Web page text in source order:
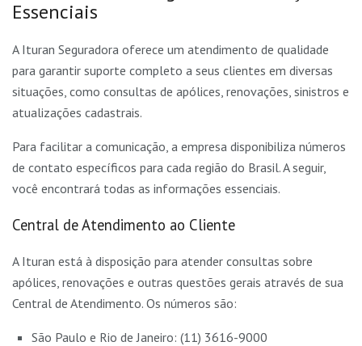
Essenciais
A Ituran Seguradora oferece um atendimento de qualidade
para garantir suporte completo a seus clientes em diversas
situações, como consultas de apólices, renovações, sinistros e
atualizações cadastrais.
Para facilitar a comunicação, a empresa disponibiliza números
de contato específicos para cada região do Brasil. A seguir,
você encontrará todas as informações essenciais.
Central de Atendimento ao Cliente
A Ituran está à disposição para atender consultas sobre
apólices, renovações e outras questões gerais através de sua
Central de Atendimento. Os números são:
São Paulo e Rio de Janeiro: (11) 3616-9000